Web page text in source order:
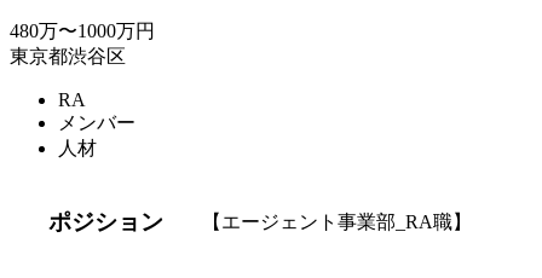
480万〜1000万円
東京都渋谷区
RA
メンバー
人材
ポジション 【エージェント事業部_RA職】